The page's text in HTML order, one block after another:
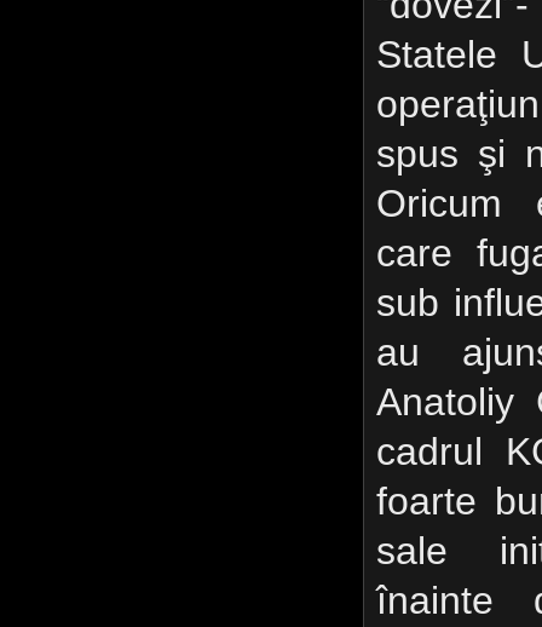
Statele
spus şi
Oricum
care
sub
au
Anatoliy
cadrul
foarte
sale
înainte